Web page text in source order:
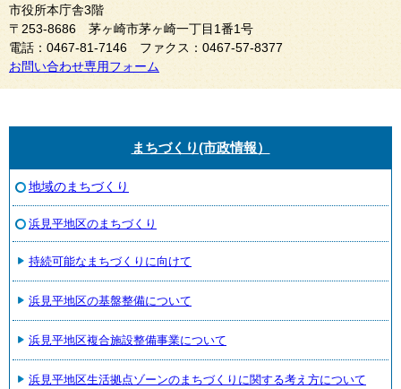
市役所本庁舎3階
〒253-8686 茅ヶ崎市茅ヶ崎一丁目1番1号
電話：0467-81-7146 ファクス：0467-57-8377
お問い合わせ専用フォーム
まちづくり(市政情報）
地域のまちづくり
浜見平地区のまちづくり
持続可能なまちづくりに向けて
浜見平地区の基盤整備について
浜見平地区複合施設整備事業について
浜見平地区生活拠点ゾーンのまちづくりに関する考え方について